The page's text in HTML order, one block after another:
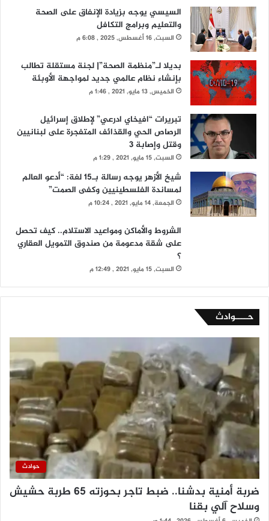
السيسي يوجه بزيادة الإنفاق على الصحة
والتعليم وبرامج التكافل
السبت, 16 أغسطس, 2025 , 6:08 م
بديلا لـ”منظمة الصحة”| لجنة مستقلة تطالب
بإنشاء نظام عالمي جديد لمواجهة الأوبئة
الخميس, 13 مايو, 2021 , 1:46 م
تبريرات “افيخاي ادرعي” لإطلاق إسرائيل
الرصاص الحي والقذائف المتفجرة على لبنانيين
وقتل وإصابة 3
السبت, 15 مايو, 2021 , 1:29 م
شيخ الأزهر يوجه رسالة بـ15 لغة: “أدعو العالم
لمساندة الفلسطينيين وكفى الصمت”
الجمعة, 14 مايو, 2021 , 10:24 م
الشروط والأماكن ومواعيد الاستلام.. كيف تحصل
على شقة مدعومة من صندوق التمويل العقاري
؟
السبت, 15 مايو, 2021 , 12:49 م
حــــوادث
حوادث
ضربة أمنية بدشنا.. ضبط تاجر بحوزته 65 طربة حشيش
وسلاح آلي بقنا